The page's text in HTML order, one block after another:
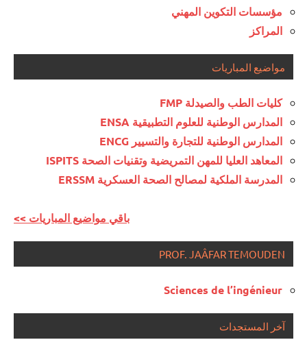
مؤسسات التكوين المهني
المراكز
مواضيع المباريات
كليات الطب والصيدلة FMP
المدارس الوطنية للعلوم التطبيقية ENSA
المدارس الوطنية للتجارة والتسيير ENCG
المعاهد العليا للمهن التمريضية وتقنيات الصحة ISPITS
المدرسة الملكية لمصالح الصحة العسكرية ERSSM
<< باقي مواضيع المباريات
PROF. JAÂFAR TEMOUDEN
Sciences de l’ingénieur
آخر المستجدات